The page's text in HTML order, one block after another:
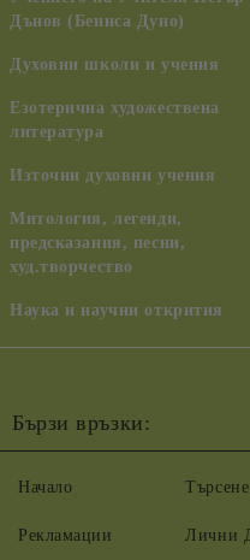
Дънов (Беинса Дуно)
Духовни школи и учения
Езотерична художествена
литература
Източни духовни учения
Митология, легенди,
предсказания, песни,
худ.творчество
Наука и научни открития
Бързи връзки:
Начало
Рекламации
Търсене
Лични